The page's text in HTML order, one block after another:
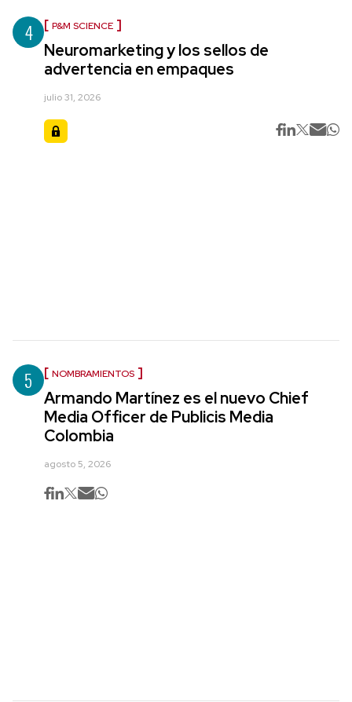
4 P&M SCIENCE
Neuromarketing y los sellos de
advertencia en empaques
julio 31, 2026
5 NOMBRAMIENTOS
Armando Martínez es el nuevo Chief
Media Officer de Publicis Media
Colombia
agosto 5, 2026